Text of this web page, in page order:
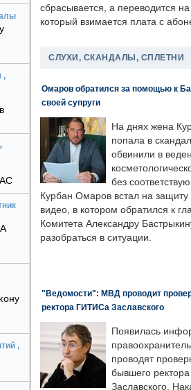
,
,
сбрасывается, а переводится на
который взимается плата с
СЛУХИ, СКАНДАЛЫ, СПЛЕТНИ
Омаров обратился за помощью к
своей супруги
На днях жена
попала в
обвинили в
без
Курбан Омаров встал на защиту
видео, в котором обратился к
Комитета Александру
разобраться в ситуации.
"Ведомости": МВД проводит
ректора ГИТИСа Заславского
Появилась
проводят
бывшего
Заславского.